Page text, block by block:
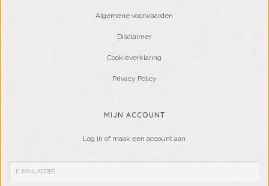
Algemene voorwaarden
Disclaimer
Cookieverklaring
Privacy Policy
MIJN ACCOUNT
Log in of maak een account aan